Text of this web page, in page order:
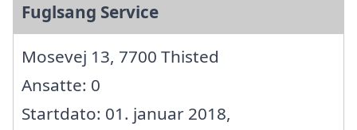
Fuglsang Service
Mosevej 13, 7700 Thisted
Ansatte: 0
Startdato: 01. januar 2018,